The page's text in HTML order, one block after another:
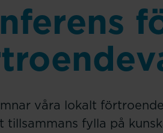
våra lokalt
tillsammans fylla på